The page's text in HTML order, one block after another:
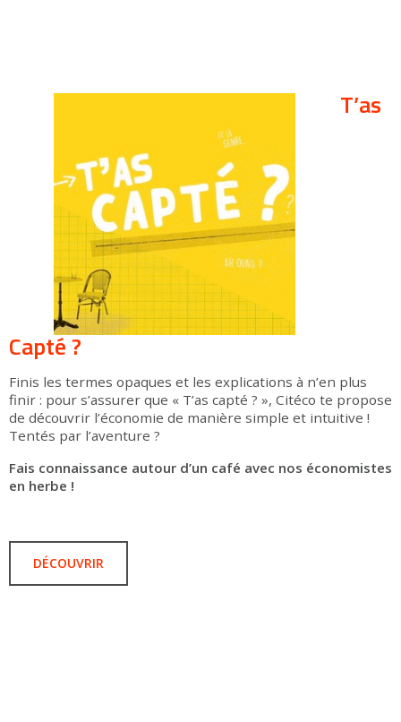
T’as
Capté ?
Finis les termes opaques et les explications à n’en plus
finir : pour s’assurer que « T’as capté ? », Citéco te propose
de découvrir l’économie de manière simple et intuitive !
Tentés par l’aventure ?
Fais connaissance autour d’un café avec nos économistes
en herbe !
DÉCOUVRIR